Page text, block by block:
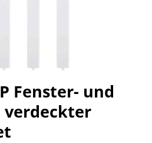
Fenster- und